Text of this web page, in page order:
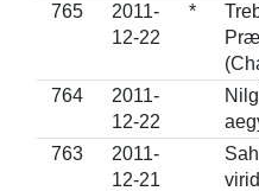
765
2011-
12-22
*
764
2011-
12-22
763
2011-
12-21